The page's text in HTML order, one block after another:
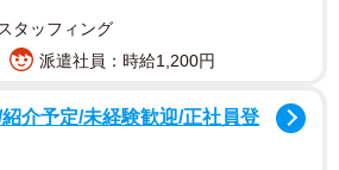
きも、日本企業の間で広がりを見せ
際情勢の大きな潮流に照らすと、今
政治」が「冷たい経済・文化」へと
や不可避なプロセスとなりつつある
タッフィング
派遣社員：時給1,200円
介予定/未経験歓迎/正社員登